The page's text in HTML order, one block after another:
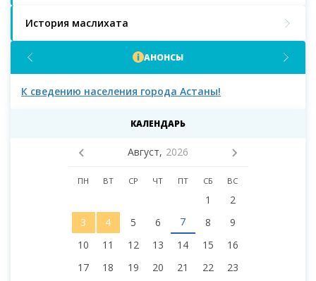
История маслихата
АНОНСЫ
К сведению населения города Астаны!
КАЛЕНДАРЬ
Август, 2026
ПН ВТ СР ЧТ ПТ СБ ВС
1
2
3
4 5 6 7 8
9
10
11 12 13 14 15
16
17
18 19 20 21 22
23